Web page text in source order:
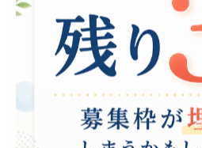
からの指導を受け、自己理解を
これにより、個々は自分の強み
が可能になります。 さまざまな
びは、自己成長の資源となり、
育みます。失敗や困難に直面し
ば、乗り越えられるという安定